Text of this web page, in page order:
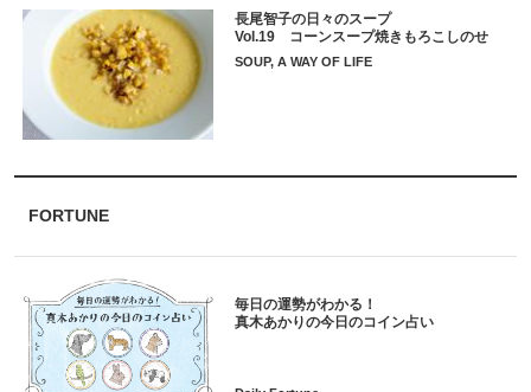
長尾智子の日々のスープ
Vol.19 コーンスープ焼きもろこしのせ
SOUP, A WAY OF LIFE
FORTUNE
毎日の運勢がわかる！